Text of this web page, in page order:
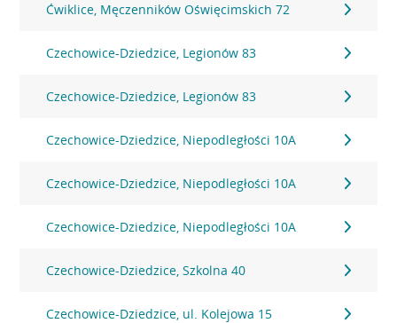
Ćwiklice, Męczenników Oświęcimskich 72
Czechowice-Dziedzice, Legionów 83
Czechowice-Dziedzice, Legionów 83
Czechowice-Dziedzice, Niepodległości 10A
Czechowice-Dziedzice, Niepodległości 10A
Czechowice-Dziedzice, Niepodległości 10A
Czechowice-Dziedzice, Szkolna 40
Czechowice-Dziedzice, ul. Kolejowa 15